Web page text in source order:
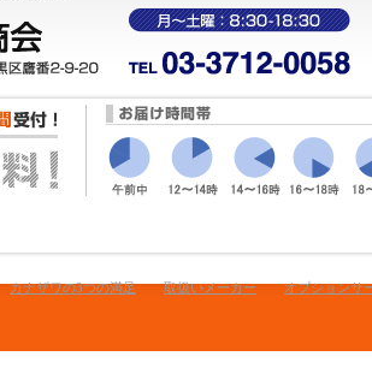
カナザワの3つの満足 取扱いメーカー オプションサ